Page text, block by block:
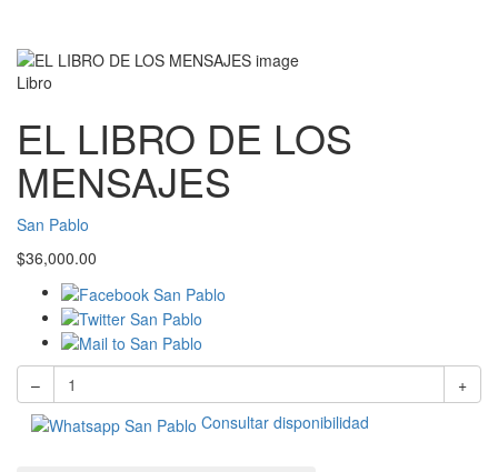
Libro
EL LIBRO DE LOS
MENSAJES
San Pablo
$36,000.00
–
+
Consultar disponibilidad